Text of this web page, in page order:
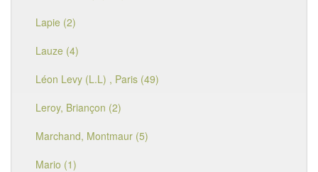
Lapie (2)
Lauze (4)
Léon Levy (L.L) , Paris (49)
Leroy, Briançon (2)
Marchand, Montmaur (5)
Mario (1)